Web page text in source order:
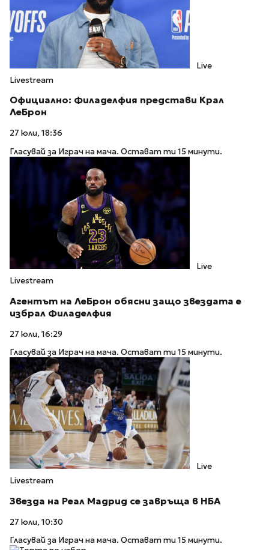
Live
Livestream
Официално: Филаделфия представи Крал
ЛеБрон
27 юли, 18:36
Гласувай за Играч на мача. Остават ти 15 минути.
Live
Livestream
Агентът на ЛеБрон обясни защо звездата е
избрал Филаделфия
27 юли, 16:29
Гласувай за Играч на мача. Остават ти 15 минути.
Live
Livestream
Звезда на Реал Мадрид се завръща в НБА
27 юли, 10:30
Гласувай за Играч на мача. Остават ти 15 минути.